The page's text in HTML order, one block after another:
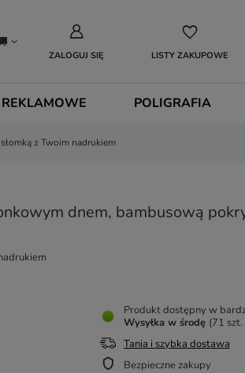
ZALOGUJ SIĘ LISTY ZAKUPOWE
POLIGRAFIA
z Twoim nadrukiem
dnem, bambusową
Produkt dostępny w
Wysyłka w środę (71
Tania i szybka dostawa
Bezpieczne zakupy